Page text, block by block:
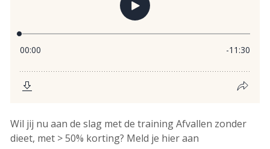
Wil jij nu aan de slag met de training Afvallen zonder
dieet, met > 50% korting? Meld je hier aan